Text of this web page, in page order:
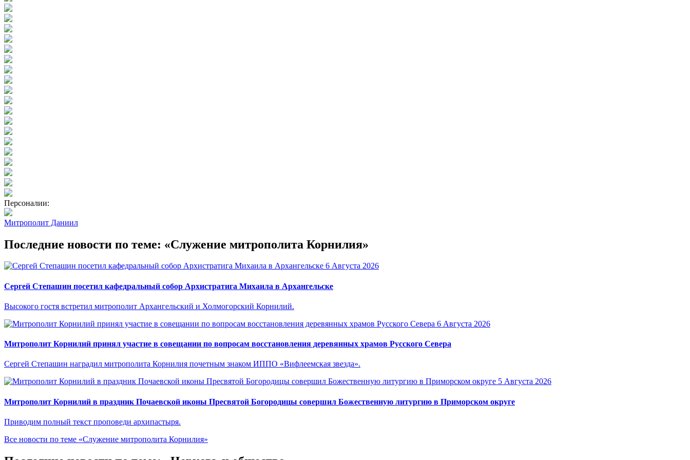
Персоналии:
Митрополит Даниил
Последние новости по теме: «Служение митрополита Корнилия»
6 Августа 2026
Сергей Степашин посетил кафедральный собор Архистратига Михаила в Архангельске
Высокого гостя встретил митрополит Архангельский и Холмогорский Корнилий.
6 Августа 2026
Митрополит Корнилий принял участие в совещании по вопросам восстановления деревянных храмов Русского Севера
Сергей Степашин наградил митрополита Корнилия почетным знаком ИППО «Вифлеемская звезда».
5 Августа 2026
Митрополит Корнилий в праздник Почаевской иконы Пресвятой Богородицы совершил Божественную литургию в Приморском округе
Приводим полный текст проповеди архипастыря.
Все новости по теме «Служение митрополита Корнилия»